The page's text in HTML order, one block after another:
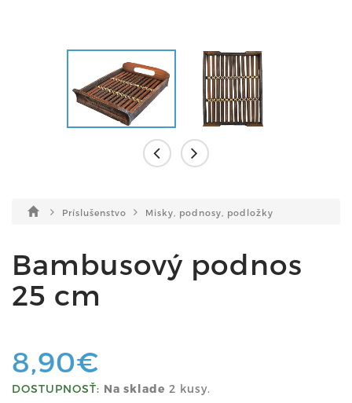
Príslušenstvo Misky, podnosy, podložky
Bambusový podnos
25 cm
8,90€
DOSTUPNOSŤ: Na sklade 2 kusy.